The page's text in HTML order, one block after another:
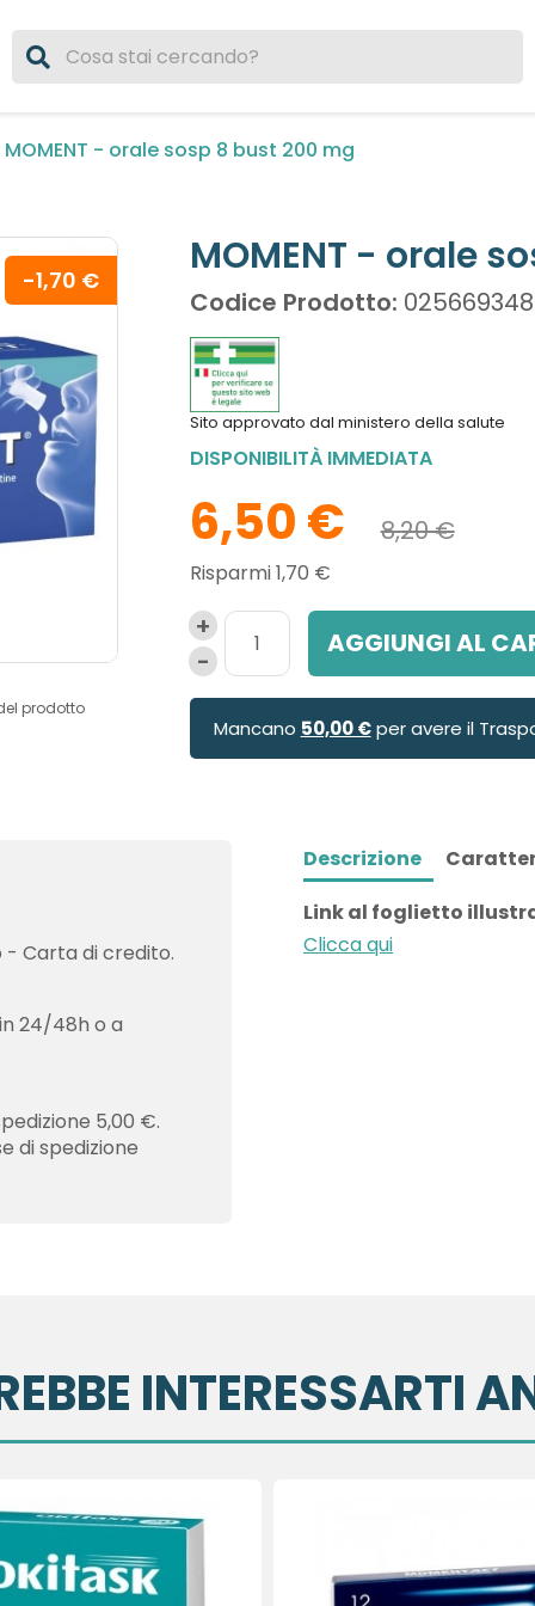
MOMENT - orale sosp 8 bust 200 mg
-1,70 €
prodotto
MOMENT - orale
Codice Prodotto: 025669348
Sito approvato dal ministero della salute
DISPONIBILITÀ IMMEDIATA
6,50 € 8,20 €
Risparmi 1,70 €
AGGIUNGI AL
Mancano 50,00 €per avere il
Descrizione
Link al foglietto
Clicca qui
- Carta di credito.
24/48h o a
5,00 €.
di spedizione
INTERESSARTI